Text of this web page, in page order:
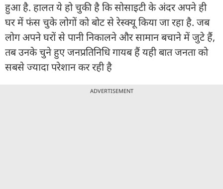
हुआ है. हालत ये हो चुकी है कि सोसाइटी के अंदर अपने ही
घर में फंस चुके लोगों को बोट से रेस्क्यू किया जा रहा है. जब
लोग अपने घरों से पानी निकालने और सामान बचाने में जुटे हैं,
तब उनके चुने हुए जनप्रतिनिधि गायब हैं यही बात जनता को
सबसे ज्यादा परेशान कर रही है
ADVERTISEMENT